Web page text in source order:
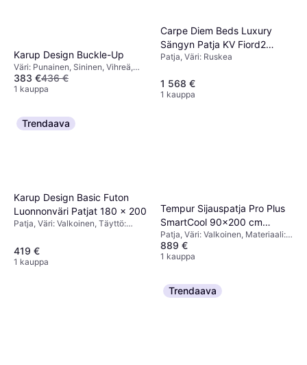
Karup Design Buckle-Up
Väri: Punainen, Sininen, Vihreä,
Harmaa, Beige, Ruskea,
Luonnonväri, Täyttö: Vaahto, Villa,
383 €436 €
1 kauppa
Carpe Diem Beds Luxury
Sängyn Patja KV Fiord2
Lbrown 210x210 cm
Patja, Väri: Ruskea
1 568 €
1 kauppa
Trendaava
Karup Design Basic Futon
Luonnonväri Patjat 180 x 200
Patja, Väri: Valkoinen, Täyttö:
419 €
1 kauppa
Tempur Sijauspatja Pro Plus
SmartCool 90x200 cm
Pehmeä
Patja, Väri: Valkoinen, Materiaali:
Polyesteri
889 €
1 kauppa
Trendaava